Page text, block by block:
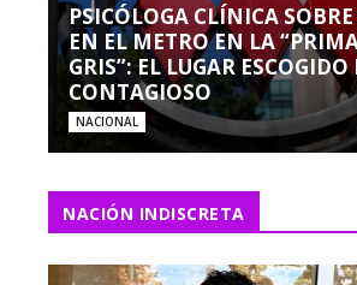
PSICÓLOGA CLÍNICA
EN EL METRO EN LA
GRIS”: EL LUGAR ESCOGIDO
CONTAGIOSO
NACIONAL
NACIÓN INDISCRETA